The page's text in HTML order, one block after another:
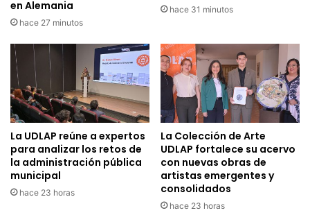
en Alemania
hace 27 minutos
hace 31 minutos
La UDLAP reúne a expertos
para analizar los retos de
la administración pública
municipal
hace 23 horas
La Colección de Arte
UDLAP fortalece su acervo
con nuevas obras de
artistas emergentes y
consolidados
hace 23 horas